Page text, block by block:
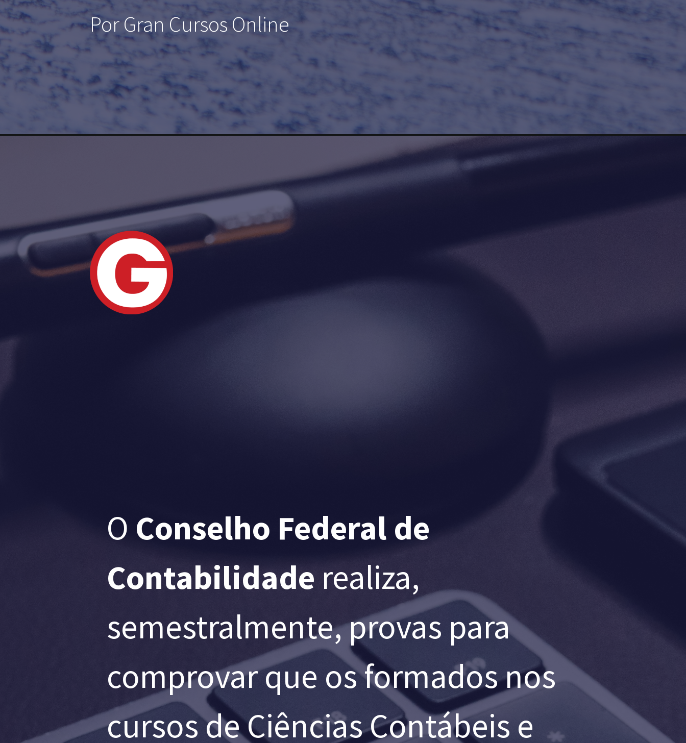
Por Gran Cursos Online
O Conselho Federal de
Contabilidade realiza,
semestralmente, provas para
comprovar que os formados nos
cursos de Ciências Contábeis e